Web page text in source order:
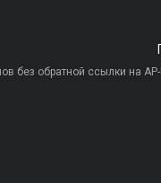
без обратной ссылки на